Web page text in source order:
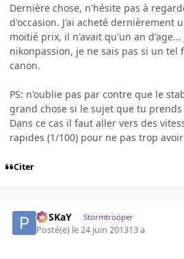
Dernière chose, n'hésite pas à
d'occasion. J'ai acheté dernièrement
moitié prix, il n'avait qu'un an d'age...
nikonpassion, je ne sais pas si un tel
canon.
PS: n'oublie pas par contre que le
grand chose si le sujet que tu
Dans ce cas il faut aller vers des
rapides (1/100) pour ne pas trop
Citer
PoSKaY Stormtrooper
Posté(e) le 24 juin 201313 a